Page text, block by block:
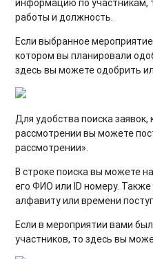
информацию по участникам,
работы и должность.
Если выбранное
котором вы планировали
здесь вы можете одобрить
Для удобства поиска заявок,
рассмотрении вы можете
рассмотрении».
В строке поиска вы можете
его ФИО или ID номеру.
алфавиту или времени
Если в мероприятии вами
участников, то здесь вы